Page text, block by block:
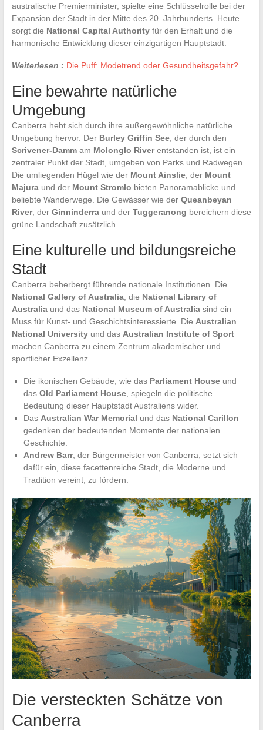
australische Premierminister, spielte eine Schlüsselrolle bei der
Expansion der Stadt in der Mitte des 20. Jahrhunderts. Heute
sorgt die National Capital Authorityfür den Erhalt und die
harmonische Entwicklung dieser einzigartigen Hauptstadt.
Weiterlesen : Die Puff: Modetrend oder Gesundheitsgefahr?
Eine bewahrte natürliche
Umgebung
Canberra hebt sich durch ihre außergewöhnliche natürliche
Umgebung hervor. Der Burley Griffin See, der durch den
Scrivener-Dammam Molonglo Riverentstanden ist, ist ein
zentraler Punkt der Stadt, umgeben von Parks und Radwegen.
Die umliegenden Hügel wie der Mount Ainslie, der Mount
Majuraund der Mount Stromlo bieten Panoramablicke und
beliebte Wanderwege. Die Gewässer wie der Queanbeyan
River, der Ginninderraund der Tuggeranong bereichern diese
grüne Landschaft zusätzlich.
Eine kulturelle und bildungsreiche
Stadt
Canberra beherbergt führende nationale Institutionen. Die
National Gallery of Australia, die National Library of
Australiaund das National Museum of Australiasind ein
Muss für Kunst- und Geschichtsinteressierte. Die Australian
National Universityund das Australian Institute of Sport
machen Canberra zu einem Zentrum akademischer und
sportlicher Exzellenz.
Die ikonischen Gebäude, wie das Parliament Houseund
das Old Parliament House, spiegeln die politische
Bedeutung dieser Hauptstadt Australiens wider.
Das Australian War Memorial und das National Carillon
gedenken der bedeutenden Momente der nationalen
Geschichte.
Andrew Barr, der Bürgermeister von Canberra, setzt sich
dafür ein, diese facettenreiche Stadt, die Moderne und
Tradition vereint, zu fördern.
Die versteckten Schätze von
Canberra